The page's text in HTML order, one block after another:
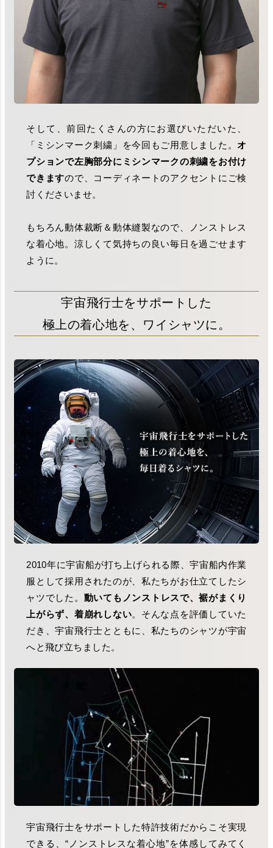
そして、前回たくさんの方にお選びいただいた、
「ミシンマーク刺繍」を今回もご用意しました。オ
プションで左胸部分にミシンマークの刺繍をお付け
できますので、コーディネートのアクセントにご検
討くださいませ。
もちろん動体裁断＆動体縫製なので、ノンストレス
な着心地。涼しくて気持ちの良い毎日を過ごせます
ように。
宇宙飛行士をサポートした
極上の着心地を、ワイシャツに。
2010年に宇宙船が打ち上げられる際、宇宙船内作業
服として採用されたのが、私たちがお仕立てしたシ
ャツでした。 動いてもノンストレスで、裾がまくり
上がらず、着崩れしない。そんな点を評価していた
だき、宇宙飛行士とともに、私たちのシャツが宇宙
へと飛び立ちました。
宇宙飛行士をサポートした特許技術だからこそ実現
できる、“ノンストレスな着心地”を体感してみてく